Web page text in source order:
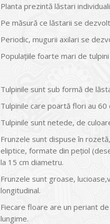
Planta prezintă lăstari
Pe măsură ce lăstarii se
Periodic, mugurii axilari se
Populațiile foarte mari de
Tulpinile sunt sub formă de
Tulpinile care poartă flori au 60
Tulpinile sunt netede, de
Frunzele sunt dispuse în
eliptice, formate din peţiol
la 15 cm diametru.
Frunzele sunt groase,
longitudinal.
Fiecare floare are un periant
lungime.